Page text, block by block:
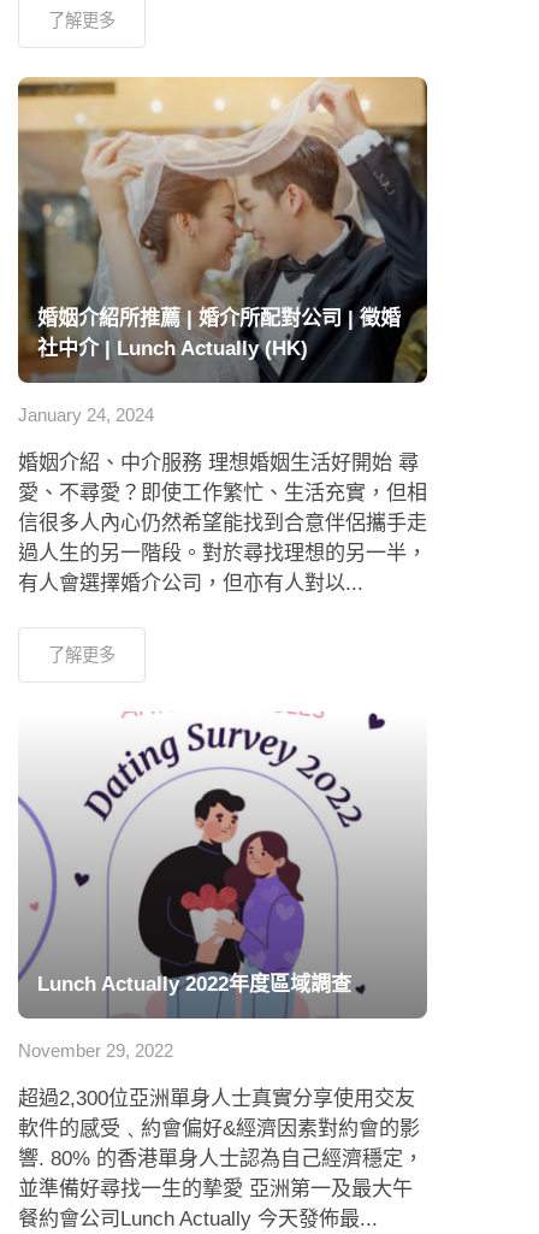
了解更多
婚姻介紹所推薦 | 婚介所配對公司 | 徵婚
社中介 | Lunch Actually (HK)
January 24, 2024
婚姻介紹、中介服務 理想婚姻生活好開始 尋
愛、不尋愛？即使工作繁忙、生活充實，但相
信很多人內心仍然希望能找到合意伴侶攜手走
過人生的另一階段。對於尋找理想的另一半，
有人會選擇婚介公司，但亦有人對以...
了解更多
Lunch Actually 2022年度區域調查
November 29, 2022
超過2,300位亞洲單身人士真實分享使用交友
軟件的感受﹑約會偏好&經濟因素對約會的影
響. 80% 的香港單身人士認為自己經濟穩定，
並準備好尋找一生的摯愛 亞洲第一及最大午
餐約會公司Lunch Actually 今天發佈最...